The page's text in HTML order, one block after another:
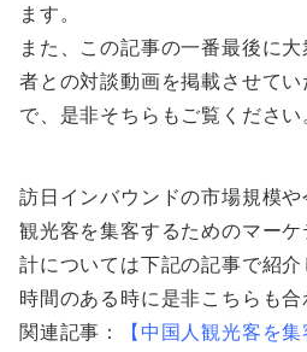
ます。
また、この記事の一番最後に
者との対談動画を掲載させて
で、是非そちらもご覧ください
訪日インバウンドの市場規模
観光客を集客するためのマー
計については下記の記事で紹
時間のある時に是非こちらも合
関連記事：
【中国人観光客を